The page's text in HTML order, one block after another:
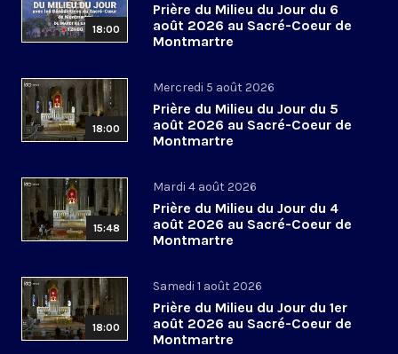
18:00
Prière du Milieu du Jour du 6
août 2026 au Sacré-Coeur de
Montmartre
18:00
Mercredi 5 août 2026
Prière du Milieu du Jour du 5
août 2026 au Sacré-Coeur de
Montmartre
15:48
Mardi 4 août 2026
Prière du Milieu du Jour du 4
août 2026 au Sacré-Coeur de
Montmartre
18:00
Samedi 1 août 2026
Prière du Milieu du Jour du 1er
août 2026 au Sacré-Coeur de
Montmartre